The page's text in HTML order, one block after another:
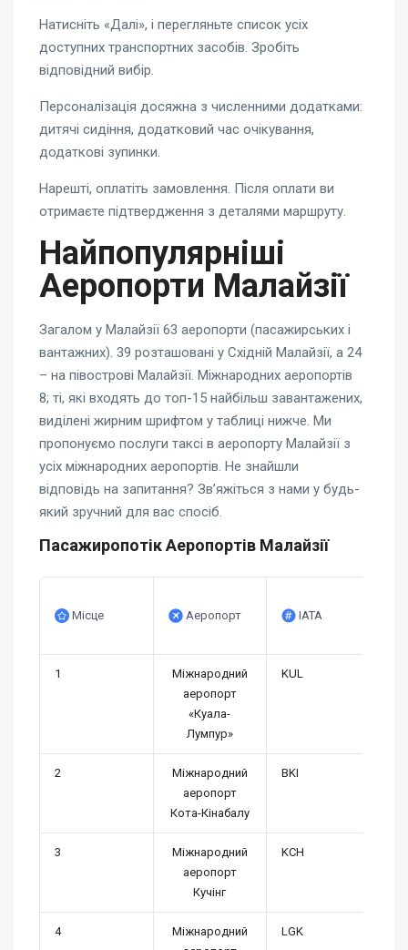
Натисніть «Далі», і перегляньте список усіх
доступних транспортних засобів. Зробіть
відповідний вибір.
Персоналізація досяжна з численними додатками:
дитячі сидіння, додатковий час очікування,
додаткові зупинки.
Нарешті, оплатіть замовлення. Після оплати ви
отримаєте підтвердження з деталями маршруту.
Найпопулярніші
Аеропорти Малайзії
Загалом у Малайзії 63 аеропорти (пасажирських і
вантажних). 39 розташовані у Східній Малайзії, а 24
– на півострові Малайзії. Міжнародних аеропортів
8; ті, які входять до топ-15 найбільш завантажених,
виділені жирним шрифтом у таблиці нижче. Ми
пропонуємо послуги таксі в аеропорту Малайзії з
усіх міжнародних аеропортів. Не знайшли
відповідь на запитання? Зв’яжіться з нами у будь-
який зручний для вас спосіб.
Пасажиропотік Аеропортів Малайзії
Місце Аеропорт IATA
1
Міжнародний
аеропорт
«Куала-
Лумпур»
KUL
2
Міжнародний
аеропорт
Кота-Кінабалу
BKI
3
Міжнародний
аеропорт
Кучінг
KCH
4
Міжнародний
LGK